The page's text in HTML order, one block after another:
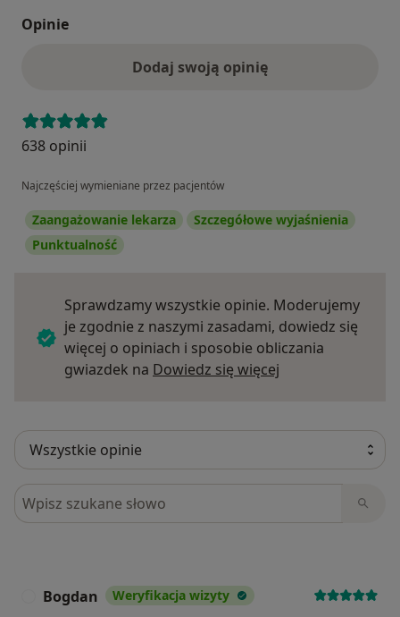
Opinie
Dodaj swoją opinię
638 opinii
Najczęściej wymieniane przez pacjentów
Zaangażowanie lekarza
Szczegółowe wyjaśnienia
Punktualność
Sprawdzamy wszystkie opinie. Moderujemy
je zgodnie z naszymi zasadami, dowiedz się
więcej o opiniach i sposobie obliczania
gwiazdek na Dowiedz się więcej
Szukaj w opiniach
Bogdan Weryfikacja wizyty